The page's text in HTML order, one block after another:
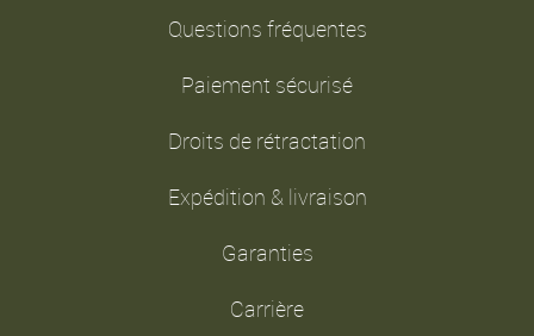
Questions fréquentes
Paiement sécurisé
Droits de rétractation
Expédition & livraison
Garanties
Carrière